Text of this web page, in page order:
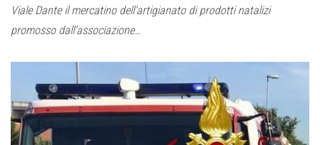
Viale Dante il mercatino dell’artigianato di prodotti natalizi
promosso dall’associazione…